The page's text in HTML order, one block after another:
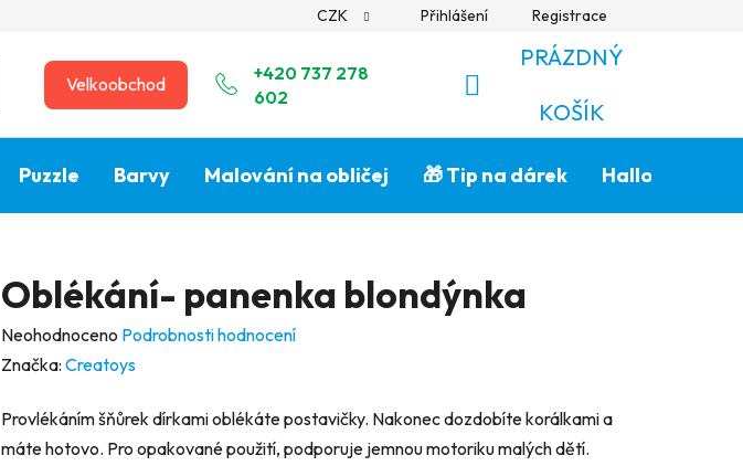
CZK Přihlášení Registrace
Velkoobchod
+420 737 278
602
NÁKUPNÍ
KOŠÍK
PRÁZDNÝ
KOŠÍK
Puzzle Barvy Malování na obličej 🎁 Tip na dárek Halloween🎃
Oblékání- panenka blondýnka
Průměrné
hodnocení
je
0,0
Neohodnoceno Podrobnosti hodnocení
Značka: Creatoys
Provlékáním šňůrek dírkami oblékáte postavičky. Nakonec dozdobíte korálkami a
máte hotovo. Pro opakované použití, podporuje jemnou motoriku malých dětí.